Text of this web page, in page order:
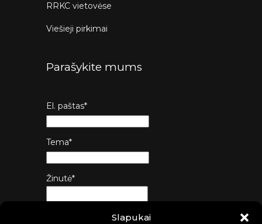
Slapukai
RRKC vietovėse
Viešieji pirkimai
Parašykite mums
El. paštas*
Tema*
Žinutė*